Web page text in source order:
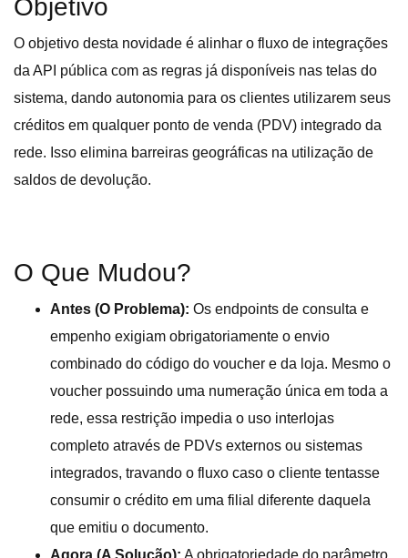
Objetivo
O objetivo desta novidade é alinhar o fluxo de integrações
da API pública com as regras já disponíveis nas telas do
sistema, dando autonomia para os clientes utilizarem seus
créditos em qualquer ponto de venda (PDV) integrado da
rede. Isso elimina barreiras geográficas na utilização de
saldos de devolução.
O Que Mudou?
Antes (O Problema): Os endpoints de consulta e
empenho exigiam obrigatoriamente o envio
combinado do código do voucher e da loja. Mesmo o
voucher possuindo uma numeração única em toda a
rede, essa restrição impedia o uso interlojas
completo através de PDVs externos ou sistemas
integrados, travando o fluxo caso o cliente tentasse
consumir o crédito em uma filial diferente daquela
que emitiu o documento.
Agora (A Solução): A obrigatoriedade do parâmetro